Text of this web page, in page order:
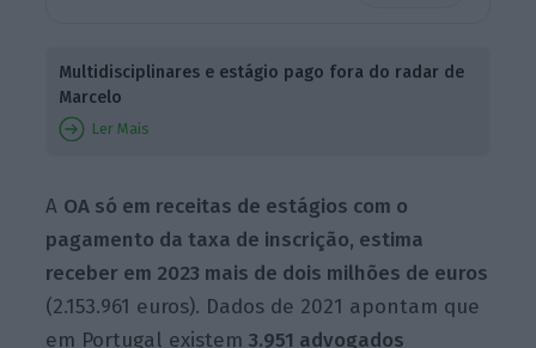
Multidisciplinares e estágio pago fora do radar de
Marcelo
Ler Mais
A OA só em receitas de estágios com o
pagamento da taxa de inscrição, estima
receber em 2023 mais de dois milhões de euros
(2.153.961 euros). Dados de 2021 apontam que
em Portugal existem3.951 advogados